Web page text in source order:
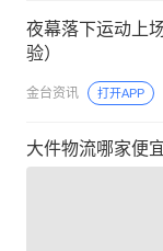
夜幕落下运动上
验）
金台资讯 打开APP
大件物流哪家便